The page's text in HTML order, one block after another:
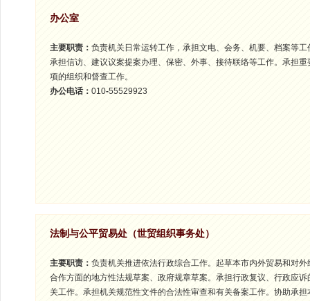
办公室
主要职责： 负责机关日常运转工作，承担文电、会务、机要、档案等工
承担信访、建议议案提案办理、保密、外事、接待联络等工作。承担重
项的组织和督查工作。
办公电话： 010-55529923
法制与公平贸易处（世贸组织事务处）
主要职责： 负责机关推进依法行政综合工作。起草本市内外贸易和对外
合作方面的地方性法规草案、政府规章草案。承担行政复议、行政应诉
关工作。承担机关规范性文件的合法性审查和有关备案工作。协助承担